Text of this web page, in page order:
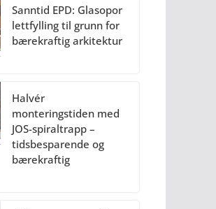
Sanntid EPD: Glasopor
lettfylling til grunn for
bærekraftig arkitektur
Halvér
monteringstiden med
JOS-spiraltrapp –
tidsbesparende og
bærekraftig